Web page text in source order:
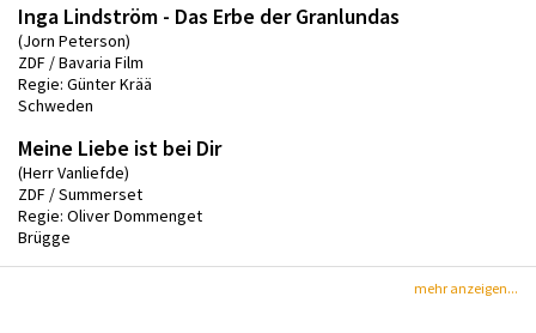
Inga Lindström - Das Erbe der Granlundas
(Jorn Peterson)
ZDF / Bavaria Film
Regie: Günter Krää
Schweden
Meine Liebe ist bei Dir
(Herr Vanliefde)
ZDF / Summerset
Regie: Oliver Dommenget
Brügge
mehr anzeigen...